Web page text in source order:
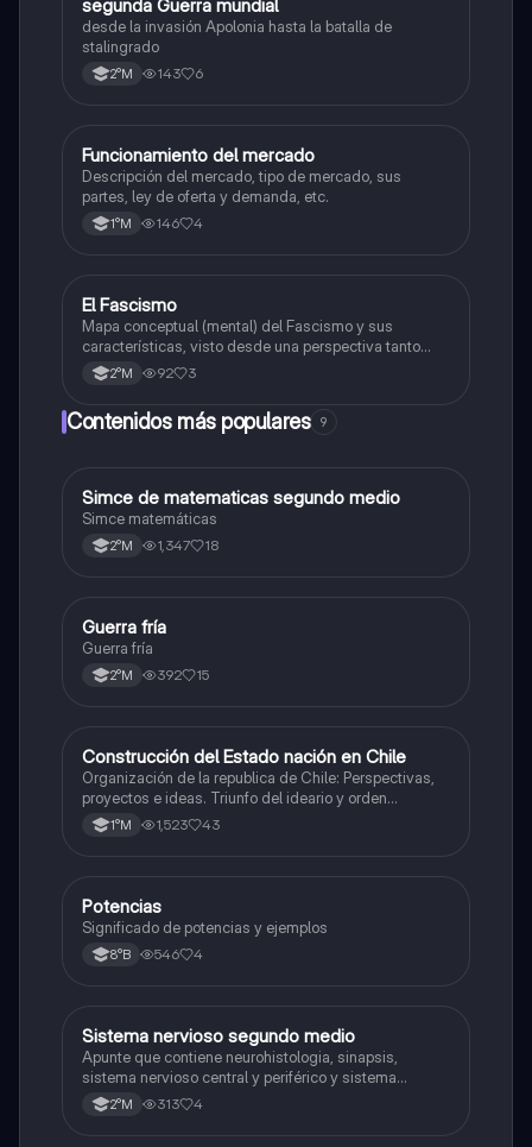
segunda Guerra mundial
desde la invasión Apolonia hasta la batalla de
stalingrado
2°M 143 6
Historia
Funcionamiento del mercado
Descripción del mercado, tipo de mercado, sus
partes, ley de oferta y demanda, etc.
1°M 146 4
Historia
El Fascismo
Mapa conceptual (mental) del Fascismo y sus
características, visto desde una perspectiva tanto
como política, cultural y económica/social.
2°M 92 3
Contenidos más populares 9
Matemáticas
Simce de matematicas segundo medio
Simce matemáticas
2°M 1,347 18
Historia
Guerra fría
Guerra fría
2°M 392 15
Historia
Construcción del Estado nación en Chile
Organización de la republica de Chile: Perspectivas,
proyectos e ideas. Triunfo del ideario y orden
conservador. Constitución de 1833. "Era Portaliana"
1°M 1,523 43
Matemáticas
Potencias
Significado de potencias y ejemplos
8°B 546 4
Biología
Sistema nervioso segundo medio
Apunte que contiene neurohistologia, sinapsis,
sistema nervioso central y periférico y sistema
endocrino
2°M 313 4